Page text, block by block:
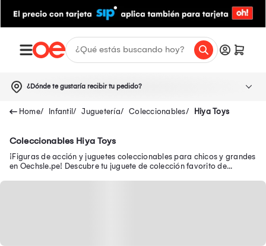
¿Dónde te gustaría recibir tu pedido?
Infantil Juguetería Coleccionables Hiya Toys
Coleccionables Hiya Toys
¡Figuras de acción y juguetes coleccionables para chicos y grandes
en Oechsle.pe! Descubre tu juguete de colección favorito de